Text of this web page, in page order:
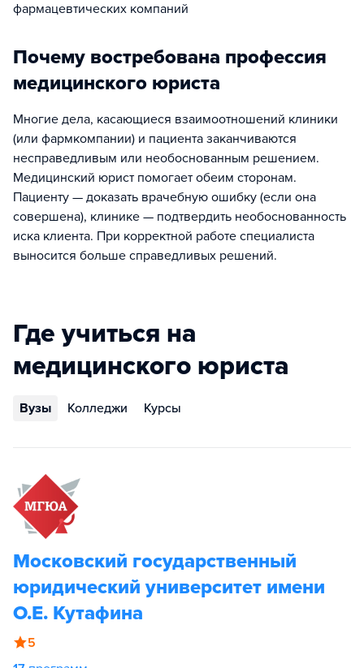
фармацевтических компаний
Почему востребована профессия
медицинского юриста
Многие дела, касающиеся взаимоотношений клиники
(или фармкомпании) и пациента заканчиваются
несправедливым или необоснованным решением.
Медицинский юрист помогает обеим сторонам.
Пациенту — доказать врачебную ошибку (если она
совершена), клинике — подтвердить необоснованность
иска клиента. При корректной работе специалиста
выносится больше справедливых решений.
Где учиться на
медицинского юриста
Вузы Колледжи Курсы
Московский государственный
юридический университет имени
О.Е. Кутафина
5